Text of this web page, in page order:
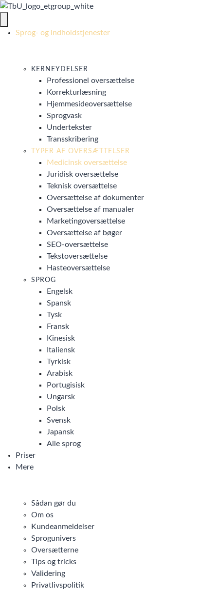
Sprog- og indholdstjenester
KERNEYDELSER
Professionel oversættelse
Korrekturlæsning
Hjemmesideoversættelse
Sprogvask
Undertekster
Transskribering
TYPER AF OVERSÆTTELSER
Medicinsk oversættelse
Juridisk oversættelse
Teknisk oversættelse
Oversættelse af dokumenter
Oversættelse af manualer
Marketingoversættelse
Oversættelse af bøger
SEO-oversættelse
Tekstoversættelse
Hasteoversættelse
SPROG
Engelsk
Spansk
Tysk
Fransk
Kinesisk
Italiensk
Tyrkisk
Arabisk
Portugisisk
Ungarsk
Polsk
Svensk
Japansk
Alle sprog
Priser
Mere
Sådan gør du
Om os
Kundeanmeldelser
Sprogunivers
Oversætterne
Tips og tricks
Validering
Privatlivspolitik